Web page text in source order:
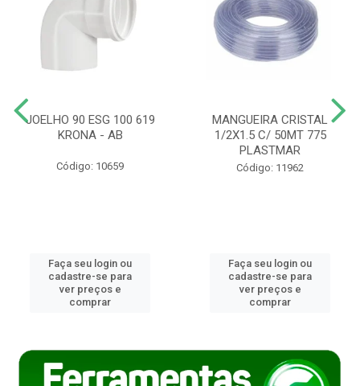
JOELHO 90 ESG 100 619
KRONA - AB
Código: 10659
Faça seu login ou
cadastre-se para
ver preços e
comprar
MANGUEIRA CRISTAL
1/2X1.5 C/ 50MT 775
PLASTMAR
Código: 11962
Faça seu login ou
cadastre-se para
ver preços e
comprar